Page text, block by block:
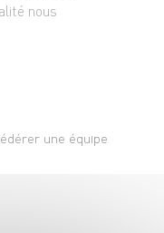
nous
une équipe